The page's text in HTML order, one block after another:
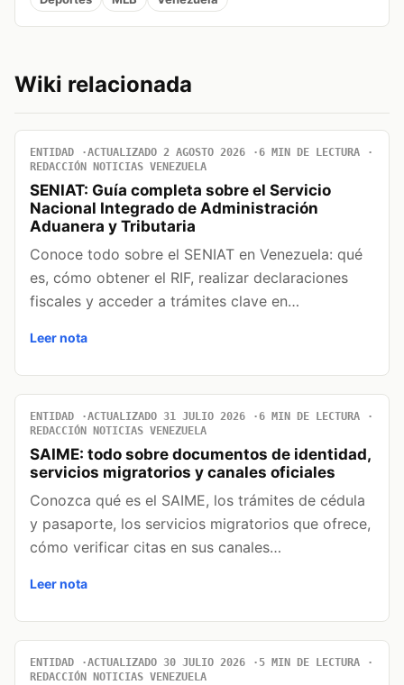
Wiki relacionada
ENTIDAD ACTUALIZADO 2 AGOSTO 2026
6 MIN DE LECTURA
REDACCIÓN NOTICIAS VENEZUELA
SENIAT: Guía completa sobre el Servicio
Nacional Integrado de Administración
Aduanera y Tributaria
Conoce todo sobre el SENIAT en Venezuela: qué
es, cómo obtener el RIF, realizar declaraciones
fiscales y acceder a trámites clave en…
Leer nota
ENTIDAD ACTUALIZADO 31 JULIO 2026
6 MIN DE LECTURA
REDACCIÓN NOTICIAS VENEZUELA
SAIME: todo sobre documentos de identidad,
servicios migratorios y canales oficiales
Conozca qué es el SAIME, los trámites de cédula
y pasaporte, los servicios migratorios que ofrece,
cómo verificar citas en sus canales…
Leer nota
ENTIDAD ACTUALIZADO 30 JULIO 2026
5 MIN DE LECTURA
REDACCIÓN NOTICIAS VENEZUELA